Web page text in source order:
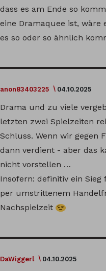
dass es am Ende so
eine Dramaquee ist, wäre
es so oder so ähnlich
anon83403225 04.10.2025
Drama und zu viele
letzten zwei Spielzeiten
Schluss. Wenn wir gegen
dann verdient - aber das
nicht vorstellen …
Insofern: definitiv ein Sieg
per umstrittenem
Nachspielzeit
DaWiggerl 04.10.2025